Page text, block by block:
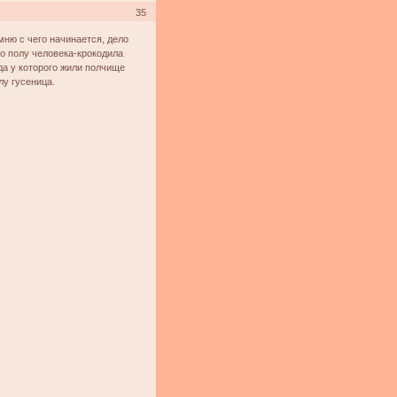
35
с чего начинается, дело
полу человека-крокодила
у которого жили полчище
гусеница.